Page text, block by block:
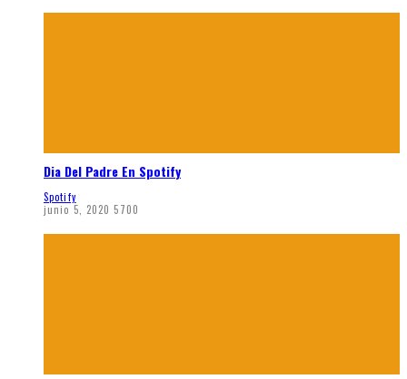
Dia Del Padre En Spotify
Spotify
junio 5, 2020 5700